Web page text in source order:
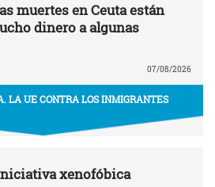
muertes en Ceuta están
dinero a algunas
07/08/2026
LA UE CONTRA LOS INMIGRANTES
xenofóbica